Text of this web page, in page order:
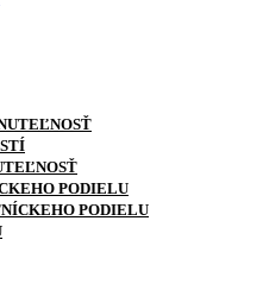
PODIELU
PODIELU